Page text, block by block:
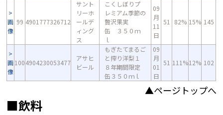
画
像
99 4901777326712
サント
リーホ
ールデ
ィング
ス
こくしぼりプ
レミアム季節の
贅沢果実
缶 ３５０ｍ
ｌ
09
月
11
日
51 82% 15% 145
画
像
1004904230053477
アサヒ
ビール
もぎたてまるご
と搾り洋梨１
８年期間限定
缶３５０ｍｌ
09
月
01
日
51 111%12% 102
▲ページトップへ
■飲料